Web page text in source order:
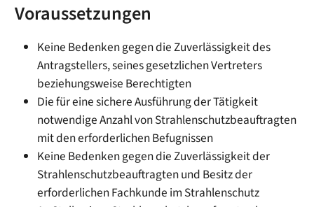
Voraussetzungen
Keine Bedenken gegen die Zuverlässigkeit des
Antragstellers, seines gesetzlichen Vertreters
beziehungsweise Berechtigten
Die für eine sichere Ausführung der Tätigkeit
notwendige Anzahl von Strahlenschutzbeauftragten
mit den erforderlichen Befugnissen
Keine Bedenken gegen die Zuverlässigkeit der
Strahlenschutzbeauftragten und Besitz der
erforderlichen Fachkunde im Strahlenschutz